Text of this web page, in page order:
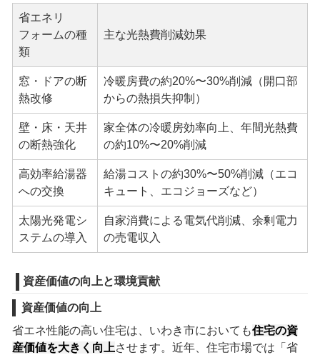
省エネリ
フォームの種
類
主な光熱費削減効果
窓・ドアの断
熱改修
冷暖房費の約20%〜30%削減（開口部
からの熱損失抑制）
壁・床・天井
の断熱強化
家全体の冷暖房効率向上、年間光熱費
の約10%〜20%削減
高効率給湯器
への交換
給湯コストの約30%〜50%削減（エコ
キュート、エコジョーズなど）
太陽光発電シ
ステムの導入
自家消費による電気代削減、余剰電力
の売電収入
資産価値の向上と環境貢献
資産価値の向上
省エネ性能の高い住宅は、いわき市においても住宅の資
産価値を大きく向上させます。近年、住宅市場では「省